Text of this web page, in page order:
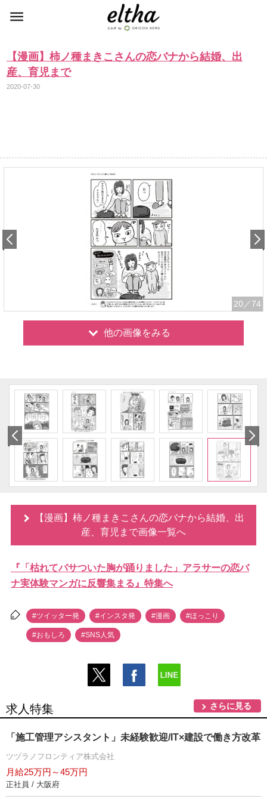
【漫画】柿ノ種まきこさんの恋バナから結婚、出
産、育児まで
2020-07-30
20 ／74
他の画像をみる
【漫画】柿ノ種まきこさんの恋バナから結婚、出
産、育児まで画像一覧へ
『「枯れてパサついた胸が踊りました」アラサーの恋バ
ナ実体験マンガに反響集まる』特集へ
#ツイッター発 #インスタ発 #漫画 #ほっこり
#おもしろ #SNS人気
求人特集 さらに見る
「施工管理アシスタント」未経験歓迎/IT×建設で働き方改革
ツヅラノフロンティア株式会社
月給25万円～45万円
正社員 / 大阪府